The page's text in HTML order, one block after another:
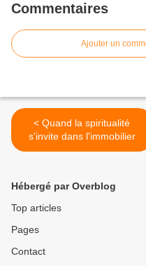
Commentaires
Ajouter un
< Quand la spiritualité
s'invite dans l'immobilier
Hébergé par Overblog
Top articles
Pages
Contact